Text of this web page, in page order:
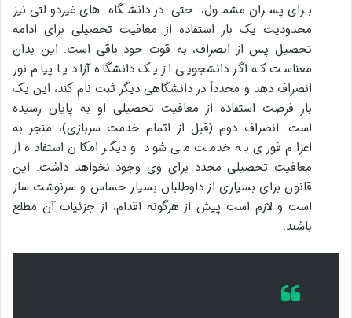
برای پسران مشمول، حتی در دانشگاه های غیردولتی نیز
محدودیت یک بار استفاده از معافیت تحصیلی برای ادامه
تحصیل پس از انصراف، به قوت خود باقی است. این بدان
معناست که اگر دانشجویی از یک دانشگاه آزاد یا پیام نور
انصراف دهد و مجدداً در دانشگاهی دیگر ثبت نام کند، این یک
بار فرصت استفاده از معافیت تحصیلی او به پایان رسیده
است. انصراف دوم (قبل از اتمام خدمت سربازی)، منجر به
اعزام فوری به خدمت می شود و دیگر امکان استفاده از
معافیت تحصیلی مجدد برای وی وجود نخواهد داشت. این
قانون برای بسیاری از داوطلبان بسیار حساس و سرنوشت ساز
است و لازم است پیش از هرگونه اقدام، از جزئیات آن مطلع
باشند.